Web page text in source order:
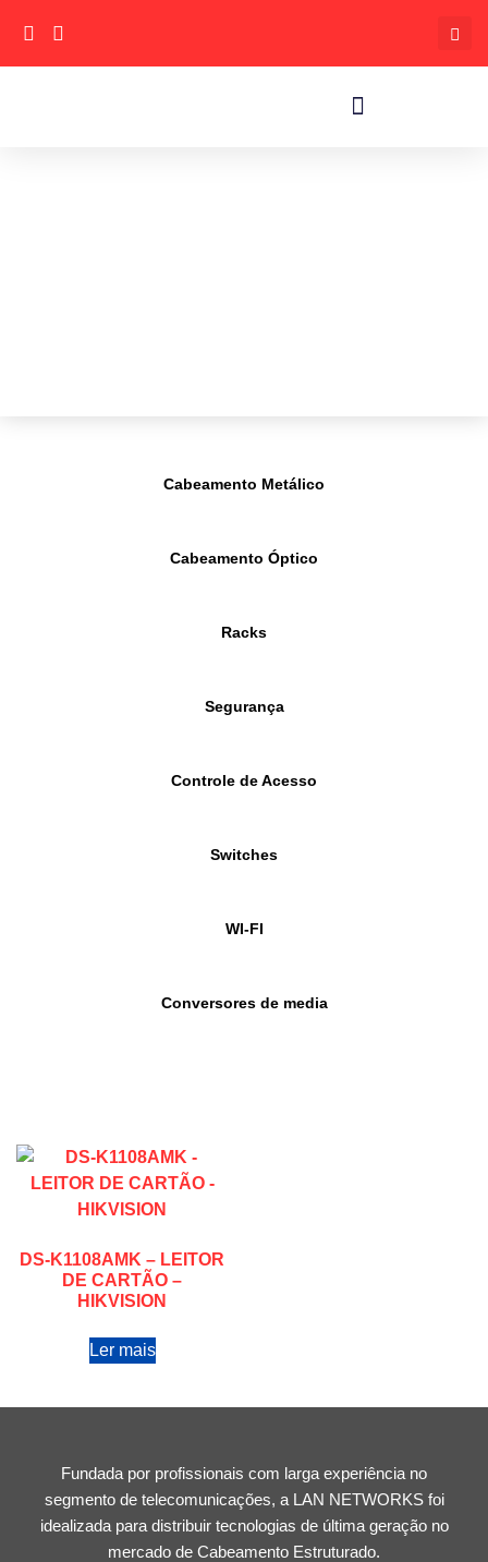
Cabeamento Metálico
Cabeamento Óptico
Racks
Segurança
Controle de Acesso
Switches
WI-FI
Conversores de media
DS-K1108AMK – LEITOR
DE CARTÃO –
HIKVISION
Ler mais
Fundada por profissionais com larga experiência no
segmento de telecomunicações, a LAN NETWORKS foi
idealizada para distribuir tecnologias de última geração no
mercado de Cabeamento Estruturado.